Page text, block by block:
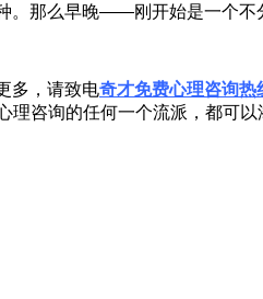
那么早晚——刚开始是一个不
多，请致电奇才免费心理咨询热
咨询的任何一个流派，都可